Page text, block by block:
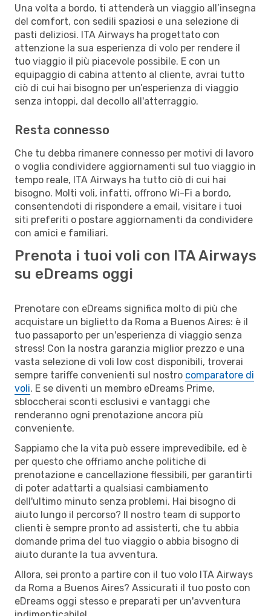
Una volta a bordo, ti attenderà un viaggio all’insegna
del comfort, con sedili spaziosi e una selezione di
pasti deliziosi. ITA Airways ha progettato con
attenzione la sua esperienza di volo per rendere il
tuo viaggio il più piacevole possibile. E con un
equipaggio di cabina attento al cliente, avrai tutto
ciò di cui hai bisogno per un’esperienza di viaggio
senza intoppi, dal decollo all'atterraggio.
Resta connesso
Che tu debba rimanere connesso per motivi di lavoro
o voglia condividere aggiornamenti sul tuo viaggio in
tempo reale, ITA Airways ha tutto ciò di cui hai
bisogno. Molti voli, infatti, offrono Wi-Fi a bordo,
consentendoti di rispondere a email, visitare i tuoi
siti preferiti o postare aggiornamenti da condividere
con amici e familiari.
Prenota i tuoi voli con ITA Airways
su eDreams oggi
Prenotare con eDreams significa molto di più che
acquistare un biglietto da Roma a Buenos Aires: è il
tuo passaporto per un'esperienza di viaggio senza
stress! Con la nostra garanzia miglior prezzo e una
vasta selezione di voli low cost disponibili, troverai
sempre tariffe convenienti sul nostro comparatore di
voli. E se diventi un membro eDreams Prime,
sbloccherai sconti esclusivi e vantaggi che
renderanno ogni prenotazione ancora più
conveniente.
Sappiamo che la vita può essere imprevedibile, ed è
per questo che offriamo anche politiche di
prenotazione e cancellazione flessibili, per garantirti
di poter adattarti a qualsiasi cambiamento
dell'ultimo minuto senza problemi. Hai bisogno di
aiuto lungo il percorso? Il nostro team di supporto
clienti è sempre pronto ad assisterti, che tu abbia
domande prima del tuo viaggio o abbia bisogno di
aiuto durante la tua avventura.
Allora, sei pronto a partire con il tuo volo ITA Airways
da Roma a Buenos Aires? Assicurati il tuo posto con
eDreams oggi stesso e preparati per un'avventura